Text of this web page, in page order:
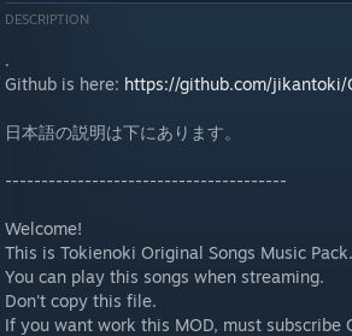
DESCRIPTION
.
Github is here: https://github.com/jikantoki/
日本語の説明は下にあります。
---------------------------------------
Welcome!
This is Tokienoki Original Songs Music Pack.
You can play this songs when streaming.
Don't copy this file.
If you want work this MOD, must subscribe